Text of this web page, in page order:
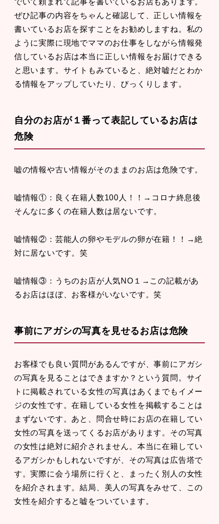
でいて頼まれて記事を書いているお店もあります。
ぜひ記事の内容をちゃんと確認して、正しい情報を
書いているお店を探すことをお勧めしますね。私の
ように実際に現地でママのお仕事をしながら情報発
信しているお店は本当に正しい情報をお届けできる
と思います。サイトもみていると、絶対嘘だとわか
る情報をアップしていたり、びっくりします。
自分のお店が１番って表記しているお店は
危険
嘘の情報や古い情報がそのままのお店は危険です。
嘘情報①：良く在籍人数100人！！→コロナ終息後
そんなに多くの在籍人数は居ないです。
嘘情報②：芸能人の卵やモデルの卵が在籍！！→絶
対に居ないです。笑
嘘情報③：うちのお店が人気NO１→この記載があ
るお店はほぼ、お客様がいないです。笑
事前にアガシの写真を見せるお店は危険
お客様でも良い質問があるんですが、事前にアガシ
の写真を見ることはできますか？という質問。サイ
トに掲載されている女性の写真はあくまでもイメー
ジの女性です。在籍している女性を掲載することは
まずないです。あと、問合せ時にお店の在籍してい
女性の写真を送ってくるお店があります。その写真
の女性は絶対に紹介されません。本当に在籍してい
るアガシかもしれないですが、その写真は広告塔で
す。実際に会う場所に行くと、まったく別人の女性
を紹介されます。結局、美人の写真をみせて、この
女性を紹介すると嘘をついています。